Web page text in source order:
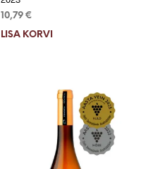
10,79 €
LISA KORVI